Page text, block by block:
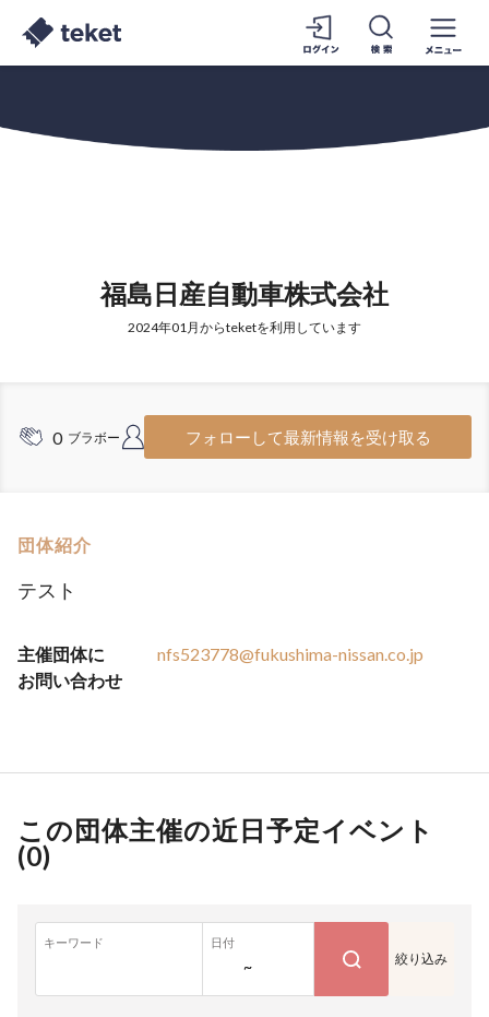
福島日産自動車株式会社
2024年01月からteketを利用しています
0 ブラボー フォロワー
フォローして最新情報を受け取る
団体紹介
テスト
主催団体に
お問い合わせ
nfs523778@fukushima-nissan.co.jp
この団体主催の近日予定イベント
(0)
キーワード 日付
~ 絞り込み